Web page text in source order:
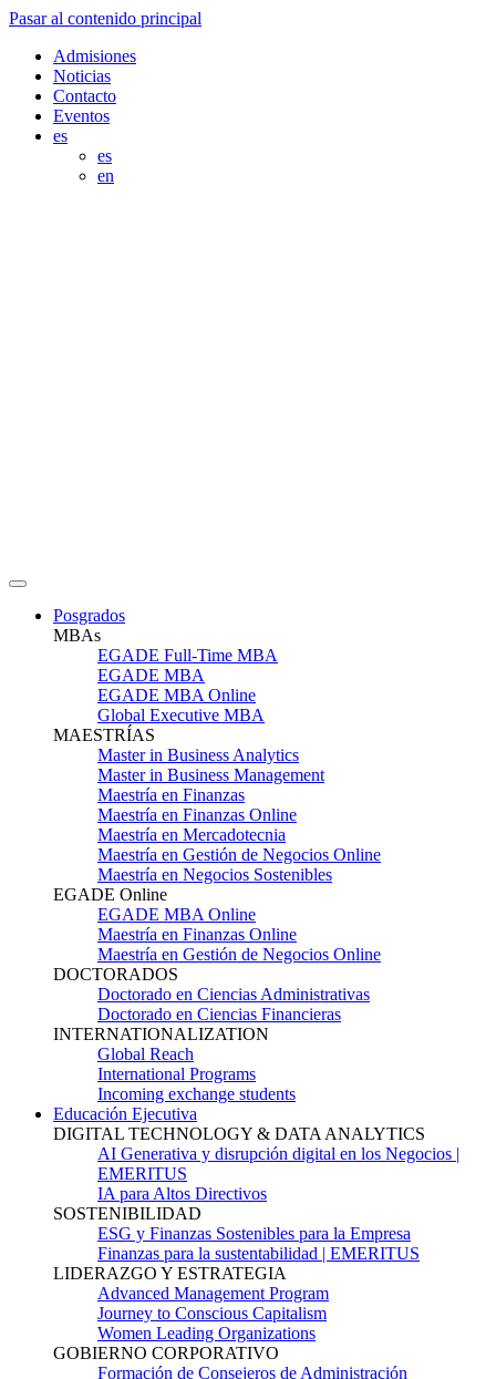
Pasar al contenido principal
Admisiones
Noticias
Contacto
Eventos
es
es
en
Posgrados
MBAs
EGADE Full-Time MBA
EGADE MBA
EGADE MBA Online
Global Executive MBA
MAESTRÍAS
Master in Business Analytics
Master in Business Management
Maestría en Finanzas
Maestría en Finanzas Online
Maestría en Mercadotecnia
Maestría en Gestión de Negocios Online
Maestría en Negocios Sostenibles
EGADE Online
EGADE MBA Online
Maestría en Finanzas Online
Maestría en Gestión de Negocios Online
DOCTORADOS
Doctorado en Ciencias Administrativas
Doctorado en Ciencias Financieras
INTERNATIONALIZATION
Global Reach
International Programs
Incoming exchange students
Educación Ejecutiva
DIGITAL TECHNOLOGY & DATA ANALYTICS
AI Generativa y disrupción digital en los Negocios |
EMERITUS
IA para Altos Directivos
SOSTENIBILIDAD
ESG y Finanzas Sostenibles para la Empresa
Finanzas para la sustentabilidad | EMERITUS
LIDERAZGO Y ESTRATEGIA
Advanced Management Program
Journey to Conscious Capitalism
Women Leading Organizations
GOBIERNO CORPORATIVO
Formación de Consejeros de Administración